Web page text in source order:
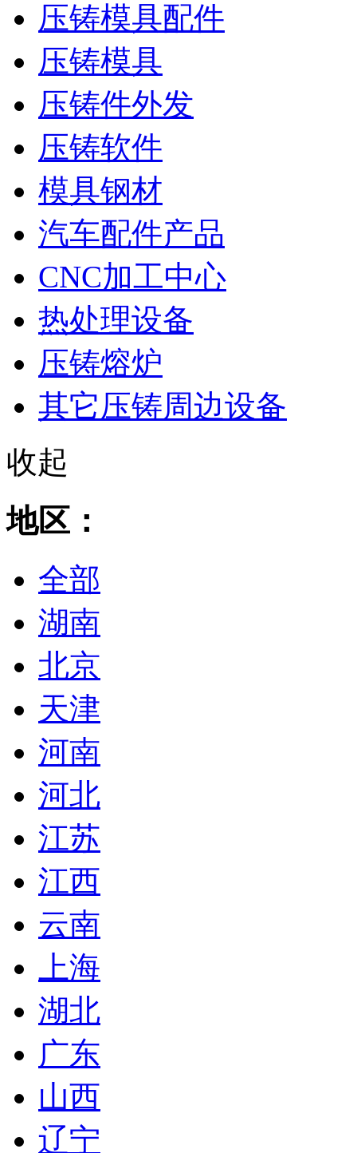
压铸模具配件
压铸模具
压铸件外发
压铸软件
模具钢材
汽车配件产品
CNC加工中心
热处理设备
压铸熔炉
其它压铸周边设备
收起
地区：
全部
湖南
北京
天津
河南
河北
江苏
江西
云南
上海
湖北
广东
山西
辽宁